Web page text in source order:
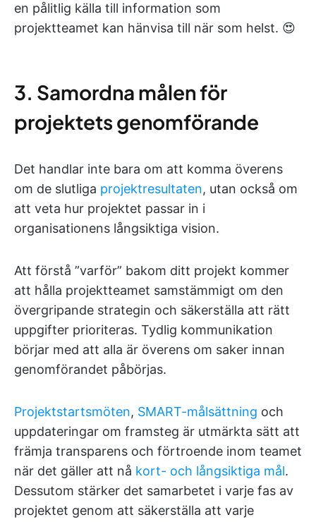
en pålitlig källa till information som
projektteamet kan hänvisa till när som helst. 😍
3. Samordna målen för
projektets genomförande
Det handlar inte bara om att komma överens
om de slutliga projektresultaten, utan också om
att veta hur projektet passar in i
organisationens långsiktiga vision.
Att förstå ”varför” bakom ditt projekt kommer
att hålla projektteamet samstämmigt om den
övergripande strategin och säkerställa att rätt
uppgifter prioriteras. Tydlig kommunikation
börjar med att alla är överens om saker innan
genomförandet påbörjas.
Projektstartsmöten, SMART-målsättning och
uppdateringar om framsteg är utmärkta sätt att
främja transparens och förtroende inom teamet
när det gäller att nå kort- och långsiktiga mål.
Dessutom stärker det samarbetet i varje fas av
projektet genom att säkerställa att varje